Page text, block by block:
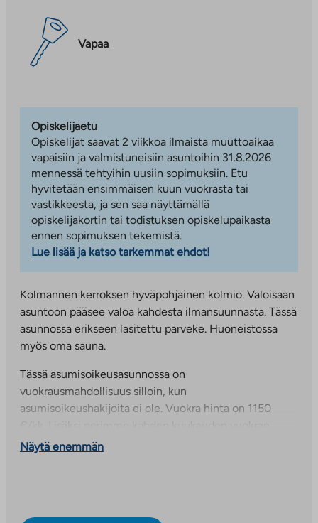
Vapaa
Opiskelijaetu
Opiskelijat saavat 2 viikkoa ilmaista muuttoaikaa
vapaisiin ja valmistuneisiin asuntoihin 31.8.2026
mennessä tehtyihin uusiin sopimuksiin. Etu
hyvitetään ensimmäisen kuun vuokrasta tai
vastikkeesta, ja sen saa näyttämällä
opiskelijakortin tai todistuksen opiskelupaikasta
ennen sopimuksen tekemistä.
Lue lisää ja katso tarkemmat ehdot!
Kolmannen kerroksen hyväpohjainen kolmio. Valoisaan
asuntoon pääsee valoa kahdesta ilmansuunnasta. Tässä
asunnossa erikseen lasitettu parveke. Huoneistossa
myös oma sauna.
Tässä asumisoikeusasunnossa on
vuokrausmahdollisuus silloin, kun
asumisoikeushakijoita ei ole. Vuokra hinta on 1150
suuruisen vakuusmaksun 2300 euroa. Mikäli vuokraat
Näytä enemmän